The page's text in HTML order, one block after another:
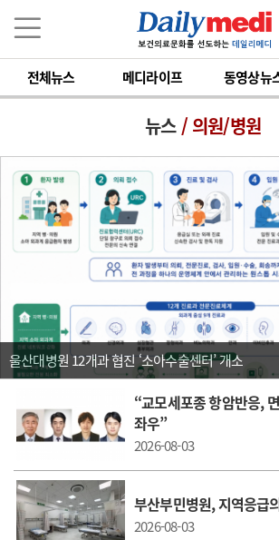
전체뉴스 메디라이프 동영상뉴
뉴스/ 의원/병원
울산대병원 12개과 협진 ‘소아수술센터’ 개소
“교모세포종 항암반응,
좌우”
2026-08-03
부산부민병원, 지역응급
2026-08-03